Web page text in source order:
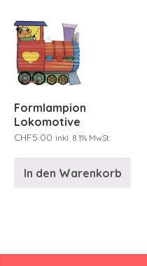
Formlampion
Lokomotive
CHF5.00 inkl. 8.1% MwSt.
In den Warenkorb